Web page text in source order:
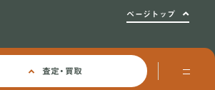
査定・買取
ページトップ